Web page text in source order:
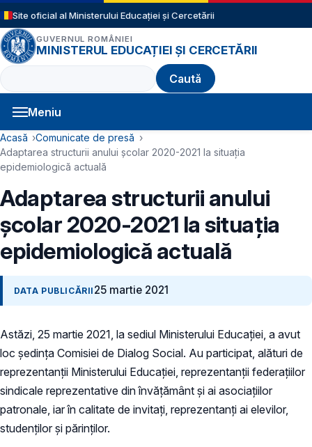
Sari la conținutul principal
Site oficial al Ministerului Educației și Cercetării
GUVERNUL ROMÂNIEI
MINISTERUL EDUCAȚIEI ȘI CERCETĂRII
Caută
Meniu
Navigație principală
Cale de navigare
Acasă
Comunicate de presă
Adaptarea structurii anului școlar 2020-2021 la situația
epidemiologică actuală
Adaptarea structurii anului
școlar 2020-2021 la situația
epidemiologică actuală
DATA PUBLICĂRII 25 martie 2021
Astăzi, 25 martie 2021, la sediul Ministerului Educației, a avut
loc ședința Comisiei de Dialog Social. Au participat, alături de
reprezentanții Ministerului Educației, reprezentanții federațiilor
sindicale reprezentative din învățământ și ai asociațiilor
patronale, iar în calitate de invitați, reprezentanți ai elevilor,
studenților și părinților.